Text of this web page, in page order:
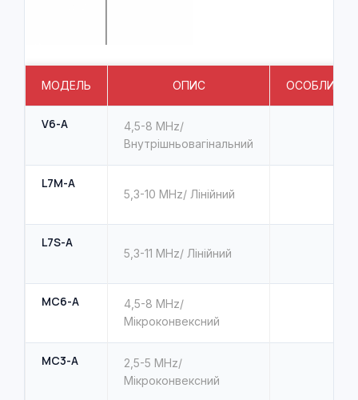
МОДЕЛЬ ОПИС
V6-A
4,5-8 MHz/
Внутрішньовагінальний
L7M-А
5,3-10 MHz/ Лінійний
L7S-А
5,3-11 MHz/ Лінійний
MC6-A
4,5-8 MHz/
Мікроконвексний
MC3-A
2,5-5 MHz/
Мікроконвексний